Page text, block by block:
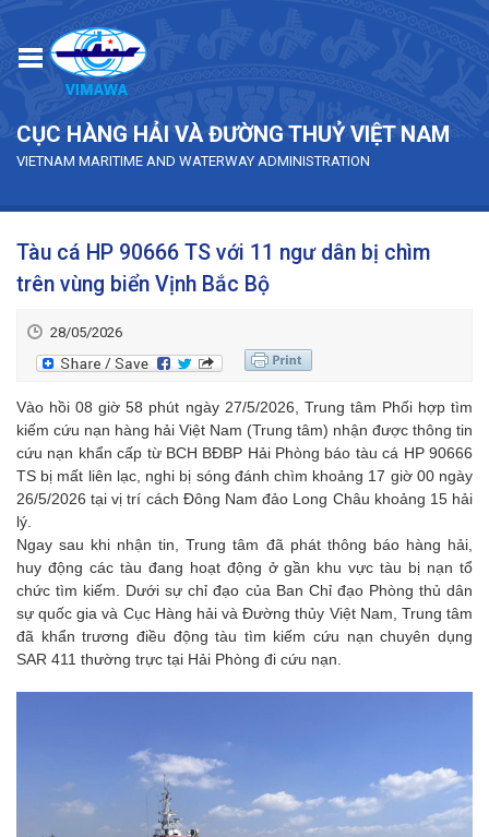
CỤC HÀNG HẢI VÀ ĐƯỜNG THUỶ VIỆT NAM
VIETNAM MARITIME AND WATERWAY ADMINISTRATION
Tàu cá HP 90666 TS với 11 ngư dân bị chìm
trên vùng biển Vịnh Bắc Bộ
28/05/2026
Vào hồi 08 giờ 58 phút ngày 27/5/2026, Trung tâm Phối hợp tìm
kiếm cứu nạn hàng hải Việt Nam (Trung tâm) nhận được thông tin
cứu nạn khẩn cấp từ BCH BĐBP Hải Phòng báo tàu cá HP 90666
TS bị mất liên lạc, nghi bị sóng đánh chìm khoảng 17 giờ 00 ngày
26/5/2026 tại vị trí cách Đông Nam đảo Long Châu khoảng 15 hải
lý.
Ngay sau khi nhận tin, Trung tâm đã phát thông báo hàng hải,
huy động các tàu đang hoạt động ở gần khu vực tàu bị nạn tổ
chức tìm kiếm. Dưới sự chỉ đạo của Ban Chỉ đạo Phòng thủ dân
sự quốc gia và Cục Hàng hải và Đường thủy Việt Nam, Trung tâm
đã khẩn trương điều động tàu tìm kiếm cứu nạn chuyên dụng
SAR 411 thường trực tại Hải Phòng đi cứu nạn.